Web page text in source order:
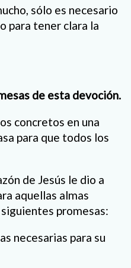
sólo es necesario
para tener clara la
de esta devoción.
concretos en una
para que todos los
de Jesús le dio a
aquellas almas
promesas:
necesarias para su